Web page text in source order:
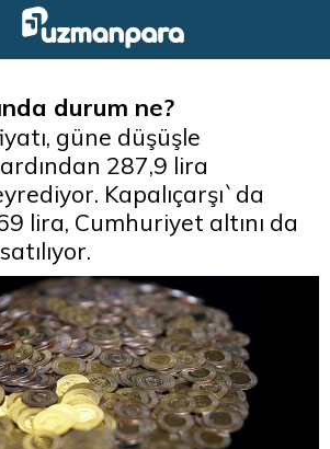
durum ne?
güne düşüşle
287,9 lira
Kapalıçarşı`da
lira, Cumhuriyet altını da